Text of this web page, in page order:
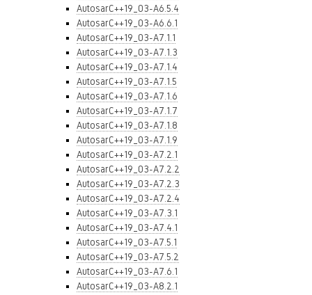
AutosarC++19_03-A6.5.4
AutosarC++19_03-A6.6.1
AutosarC++19_03-A7.1.1
AutosarC++19_03-A7.1.3
AutosarC++19_03-A7.1.4
AutosarC++19_03-A7.1.5
AutosarC++19_03-A7.1.6
AutosarC++19_03-A7.1.7
AutosarC++19_03-A7.1.8
AutosarC++19_03-A7.1.9
AutosarC++19_03-A7.2.1
AutosarC++19_03-A7.2.2
AutosarC++19_03-A7.2.3
AutosarC++19_03-A7.2.4
AutosarC++19_03-A7.3.1
AutosarC++19_03-A7.4.1
AutosarC++19_03-A7.5.1
AutosarC++19_03-A7.5.2
AutosarC++19_03-A7.6.1
AutosarC++19_03-A8.2.1